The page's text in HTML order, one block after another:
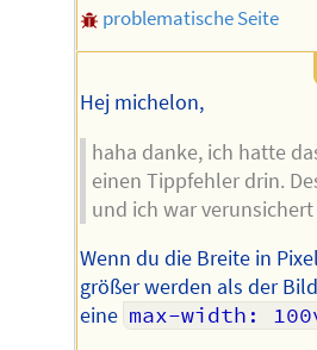
problematische Seite
Hej michelon,
haha danke, ich hatte
einen Tippfehler drin.
und ich war
Wenn du die Breite in
größer werden als der
eine max-width: